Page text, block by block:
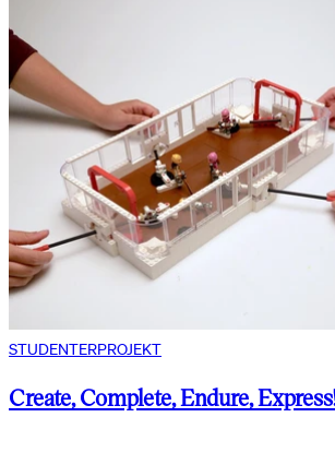
STUDENTERPROJEKT
Create, Complete, Endure,